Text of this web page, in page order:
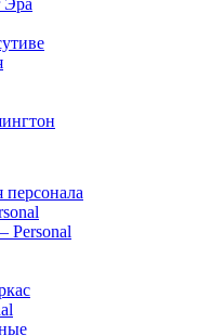
Personal